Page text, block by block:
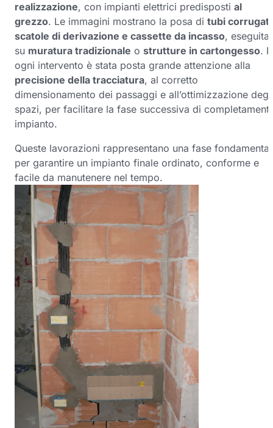
realizzazione, con impianti elettrici predisposti al
grezzo. Le immagini mostrano la posa di tubi
scatole di derivazione e cassette da incasso, eseguita
su muratura tradizionale o strutture in cartongesso.
ogni intervento è stata posta grande attenzione alla
precisione della tracciatura, al corretto
dimensionamento dei passaggi e all’ottimizzazione degli
spazi, per facilitare la fase successiva di
impianto.
Queste lavorazioni rappresentano una fase
per garantire un impianto finale ordinato, conforme e
facile da manutenere nel tempo.